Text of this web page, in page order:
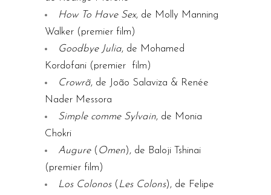
How To Have Sex, de Molly Manning
Walker (premier film)
Goodbye Julia, de Mohamed
Kordofani (premier film)
Crowrã, de João Salaviza & Renée
Nader Messora
Simple comme Sylvain, de Monia
Chokri
Augure( Omen), de Baloji Tshinai
(premier film)
Los Colonos( Les Colons), de Felipe